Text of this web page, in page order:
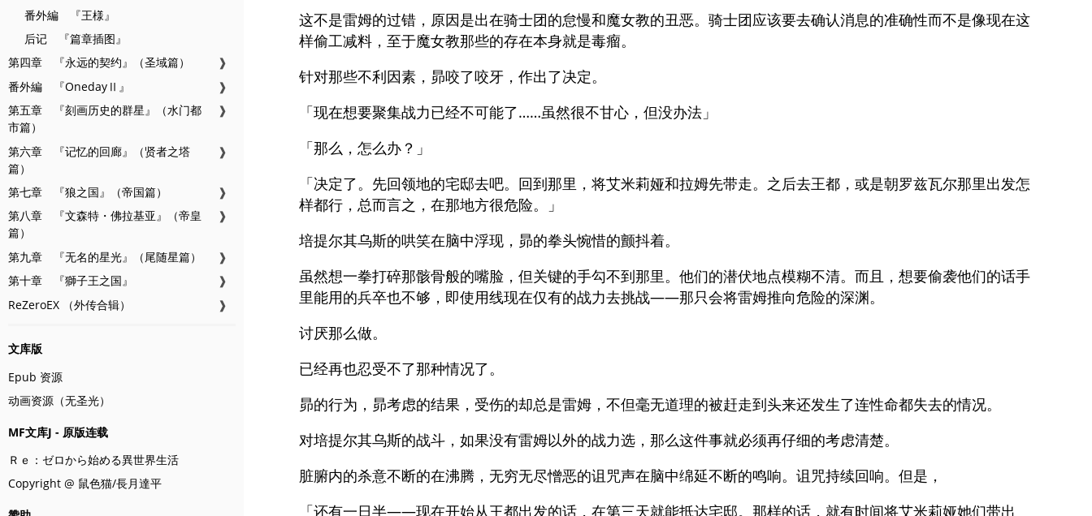
番外編 『王様』
后记 『篇章插图』
第四章 『永远的契约』（圣域篇）
❱
番外編 『OnedayⅡ』
❱
第五章 『刻画历史的群星』（水门都
市篇）
❱
第六章 『记忆的回廊』（贤者之塔
篇）
❱
第七章 『狼之国』（帝国篇）
❱
第八章 『文森特・佛拉基亚』（帝皇
篇）
❱
第九章 『无名的星光』（尾随星篇）
❱
第十章 『獅子王之国』
❱
ReZeroEX （外传合辑）
❱
文库版
Epub 资源
动画资源（无圣光）
MF文库J - 原版连载
Ｒｅ：ゼロから始める異世界生活
Copyright @ 鼠色猫/長月達平
这不是雷姆的过错，原因是出在骑士团的怠慢和魔女教的丑恶。骑士团应该要去确认消息的准确性而不是像现在这
样偷工减料，至于魔女教那些的存在本身就是毒瘤。
针对那些不利因素，昴咬了咬牙，作出了决定。
「现在想要聚集战力已经不可能了……虽然很不甘心，但没办法」
「那么，怎么办？」
「决定了。先回领地的宅邸去吧。回到那里，将艾米莉娅和拉姆先带走。之后去王都，或是朝罗兹瓦尔那里出发怎
样都行，总而言之，在那地方很危险。」
培提尔其乌斯的哄笑在脑中浮现，昴的拳头惋惜的颤抖着。
虽然想一拳打碎那骸骨般的嘴脸，但关键的手勾不到那里。他们的潜伏地点模糊不清。而且，想要偷袭他们的话手
里能用的兵卒也不够，即使用线现在仅有的战力去挑战――那只会将雷姆推向危险的深渊。
讨厌那么做。
已经再也忍受不了那种情况了。
昴的行为，昴考虑的结果，受伤的却总是雷姆，不但毫无道理的被赶走到头来还发生了连性命都失去的情况。
对培提尔其乌斯的战斗，如果没有雷姆以外的战力选，那么这件事就必须再仔细的考虑清楚。
脏腑内的杀意不断的在沸腾，无穷无尽憎恶的诅咒声在脑中绵延不断的鸣响。诅咒持续回响。但是，
「还有一日半――现在开始从王都出发的话，在第三天就能抵达宅邸。那样的话，就有时间将艾米莉娅她们带出